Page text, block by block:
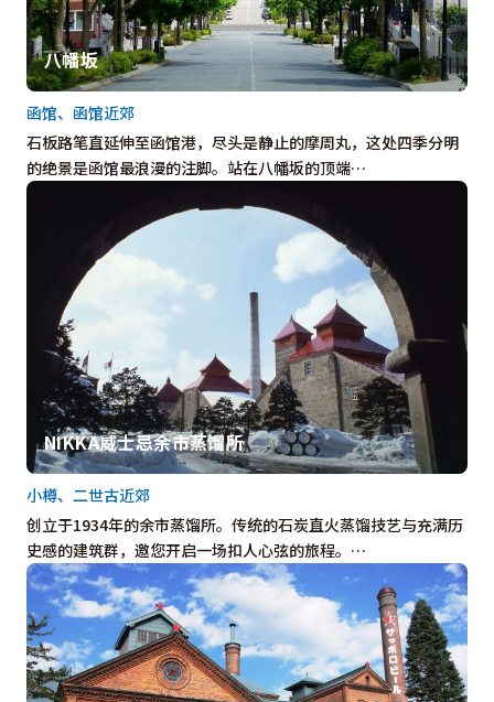
八幡坂
石板路笔直延伸至函馆港，尽头是静止的摩周丸，这处四季分明
的绝景是函馆最浪漫的注脚。站在八幡坂的顶端…
函馆、函馆近郊
NIKKA威士忌余市蒸馏所
创立于1934年的余市蒸馏所。传统的石炭直火蒸馏技艺与充满历
史感的建筑群，邀您开启一场扣人心弦的旅程。…
小樽、二世古近郊